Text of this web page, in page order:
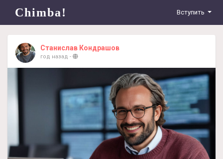
Chimba! Вступить
Станислав Кондрашов
год назад -